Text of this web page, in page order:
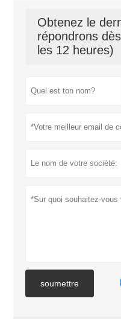
Obtenez le
répondrons
les 12 heures)
soumettre